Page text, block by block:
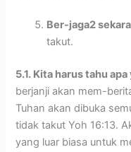
Ber-jaga2
takut.
5.1. Kita harus tahu
berjanji akan mem-
Tuhan akan dibuka
tidak takut Yoh 16:13.
yang luar biasa untuk